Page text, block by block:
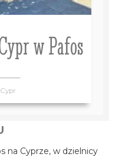
w Pafos
Cypr
na Cyprze, w dzielnicy